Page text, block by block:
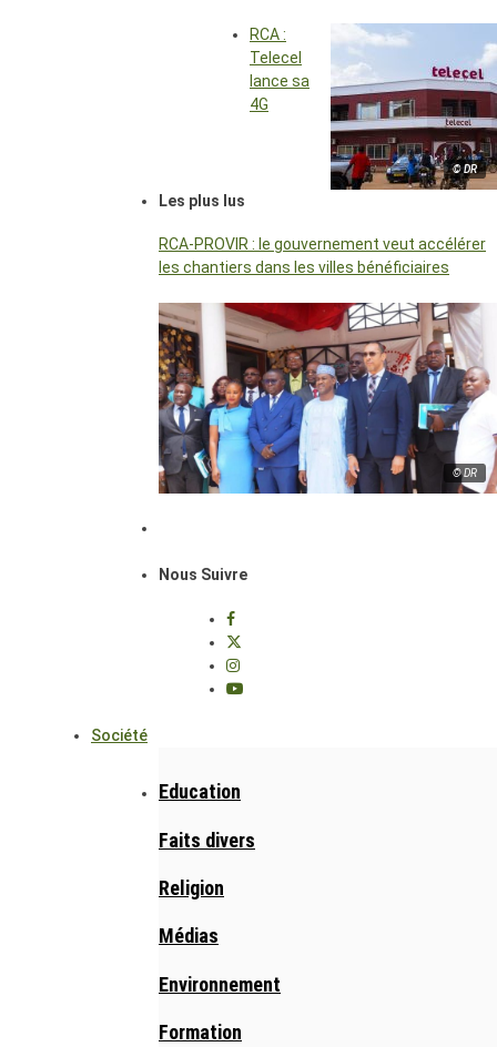
© DR
RCA :
Telecel
lance sa
4G
Les plus lus
RCA-PROVIR : le gouvernement veut accélérer
les chantiers dans les villes bénéficiaires
© DR
Nous Suivre
Société
Education
Faits divers
Religion
Médias
Environnement
Formation